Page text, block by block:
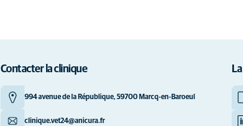
Contacter la clinique
994 avenue de la République, 59700 Marcq-en-Baroeul
clinique.vet24@anicura.fr